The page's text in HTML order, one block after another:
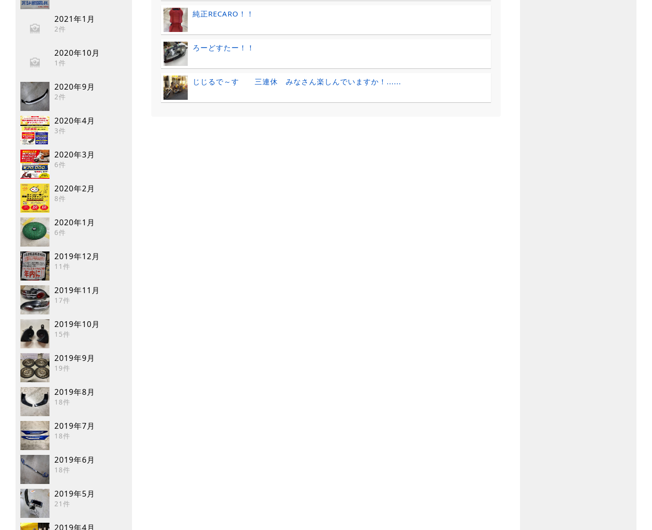
2021年1月
2件
2020年10月
1件
2020年9月
2件
2020年4月
3件
2020年3月
6件
2020年2月
8件
2020年1月
6件
2019年12月
11件
2019年11月
17件
2019年10月
15件
2019年9月
19件
2019年8月
18件
2019年7月
18件
2019年6月
18件
2019年5月
21件
2019年4月
純正RECARO！！
ろーどすたー！！
じじるで～す 三連休 みなさん楽しんでいますか！......